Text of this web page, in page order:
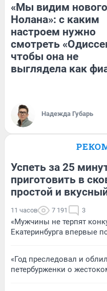
«Мы видим нового
Нолана»: с каким
настроем нужно
смотреть
чтобы она не
выглядела как
Надежда Губарь
Успеть за 25
приготовить в
простой и
11 часов 7 191 3
«Мужчины не терпят
Екатеринбурга впервые
«Год преследовал и
петербурженки о